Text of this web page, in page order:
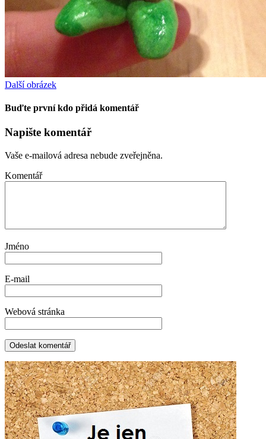
Další obrázek
Buďte první kdo přidá komentář
Napište komentář
Vaše e-mailová adresa nebude zveřejněna.
Komentář
Jméno
E-mail
Webová stránka